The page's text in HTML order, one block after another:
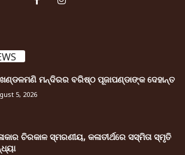
ମନ୍ଦିରର ବରିଷ୍ଠ ପୂଜାପଣ୍ଡାଙ୍କ ଦେହାନ୍ତ
5, 2026
ଚିରକାଳ ସ୍ମରଣୀୟ, କଳାତୀର୍ଥରେ ସସ୍ମିତା ସ୍ମୃତି